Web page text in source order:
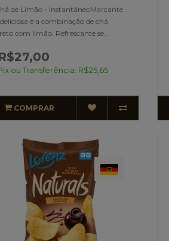
de Limão - InstantâneoMarcante
é a combinação de chá
com limão. Refrescante se..
ou Transferência: R$25,65
COMPRAR